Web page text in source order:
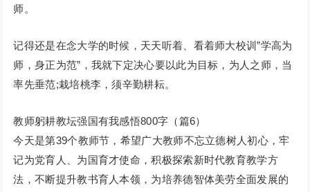
师。
记得还是在念大学的时候，天天听着、看着师大校训”学高为
师，身正为范”，我就下定决心要以此为目标，为人之师，当
率先垂范;栽培桃李，须辛勤耕耘。
教师躬耕教坛强国有我感悟800字（篇6）
今天是第39个教师节，希望广大教师不忘立德树人初心，牢
记为党育人、为国育才使命，积极探索新时代教育教学方
法，不断提升教书育人本领，为培养德智体美劳全面发展的